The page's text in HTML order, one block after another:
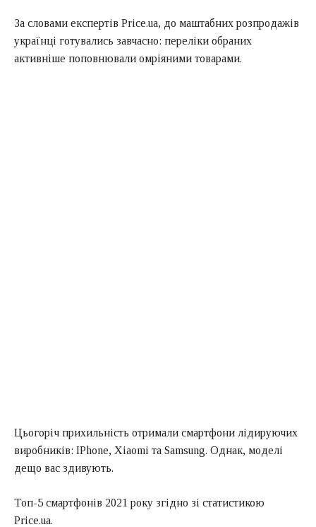
За словами експертів Price.ua, до маштабних розпродажів
українці готувались завчасно: переліки обраних
активніше поповнювали омріяними товарами.
Цьогоріч прихильність отримали смартфони лідируючих
виробників: IPhone, Xiaomi та Samsung. Однак, моделі
дещо вас здивують.
Топ-5 смартфонів 2021 року згідно зі статистикою
Price.ua.